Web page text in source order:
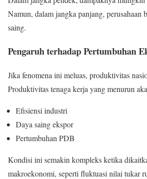
Namun, dalam jangka panjang, perusahaan
saing.
Pengaruh terhadap Pertumbuhan
Jika fenomena ini meluas, produktivitas
Produktivitas tenaga kerja yang menurun
Efisiensi industri
Daya saing ekspor
Pertumbuhan PDB
Kondisi ini semakin kompleks ketika
makroekonomi, seperti fluktuasi nilai tukar